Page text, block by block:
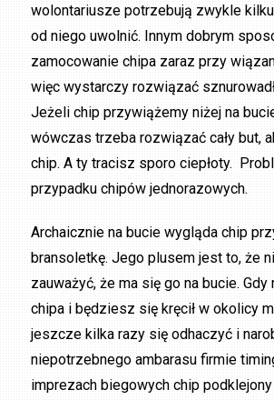
wolontariusze potrzebują zwykle
od niego uwolnić. Innym dobrym
zamocowanie chipa zaraz przy
więc wystarczy rozwiązać
Jeżeli chip przywiążemy niżej na
wówczas trzeba rozwiązać cały but,
chip. A ty tracisz sporo ciepłoty.
przypadku chipów jednorazowych.
Archaicznie na bucie wygląda chip
bransoletkę. Jego plusem jest to, że
zauważyć, że ma się go na bucie.
chipa i będziesz się kręcił w okolicy
jeszcze kilka razy się odhaczyć i
niepotrzebnego ambarasu firmie
imprezach biegowych chip